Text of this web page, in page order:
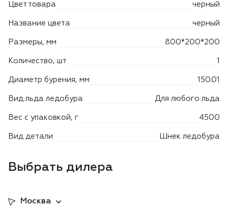
Моющие аппараты
Цвет товара черный
Название цвета черный
Размеры, мм 800*200*200
Количество, шт 1
Диаметр бурения, мм 150.01
Вид льда ледобура Для любого льда
Вес с упаковкой, г 4500
Вид детали Шнек ледобура
Выбрать дилера
Москва